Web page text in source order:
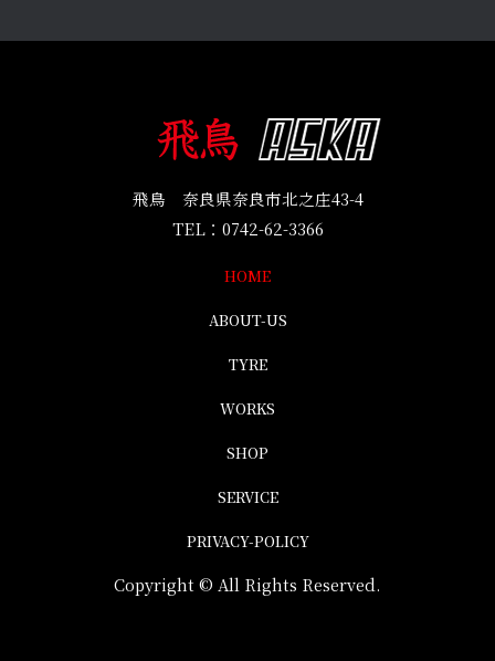
飛鳥 奈良県奈良市北之庄43-4
TEL： 0742-62-3366
HOME
ABOUT-US
TYRE
WORKS
SHOP
SERVICE
PRIVACY-POLICY
Copyright © All Rights Reserved.